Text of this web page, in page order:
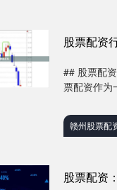
股票配资
## 股票配
票配资作为
赣州股票配
股票配资